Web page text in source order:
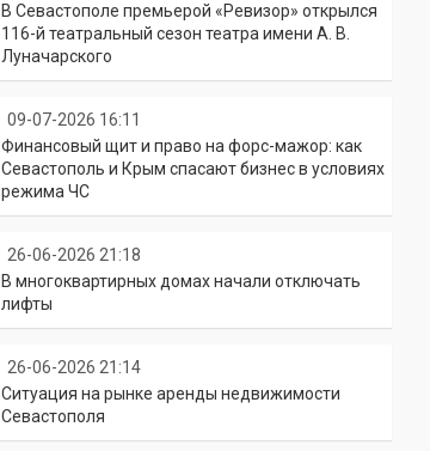
В Севастополе премьерой «Ревизор» открылся
116-й театральный сезон театра имени А. В.
Луначарского
09-07-2026 16:11
Финансовый щит и право на форс-мажор: как
Севастополь и Крым спасают бизнес в условиях
режима ЧС
26-06-2026 21:18
В многоквартирных домах начали отключать
лифты
26-06-2026 21:14
Ситуация на рынке аренды недвижимости
Севастополя